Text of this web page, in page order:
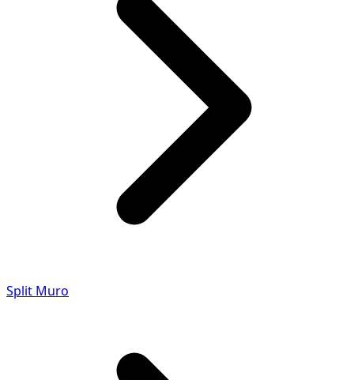
Split Muro